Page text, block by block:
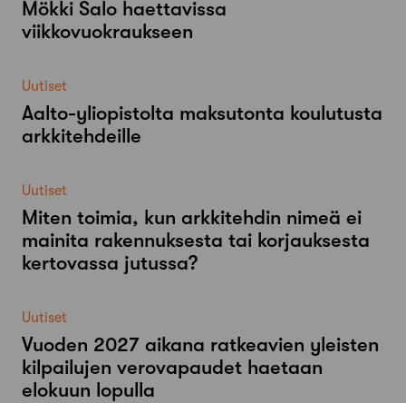
Mökki Salo haettavissa
viikkovuokraukseen
Uutiset
Aalto-​yliopistolta maksutonta koulutusta
arkkitehdeille
Uutiset
Miten toimia, kun arkkitehdin nimeä ei
mainita rakennuksesta tai korjauksesta
kertovassa jutussa?
Uutiset
Vuoden 2027 aikana ratkeavien yleisten
kilpailujen verovapaudet haetaan
elokuun lopulla